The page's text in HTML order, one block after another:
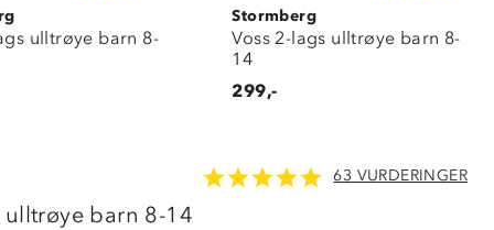
ulltrøye barn 8-
Stormberg
Voss 2-lags ulltrøye barn 8-
14
299,-
63 VURDERINGER
barn 8-14